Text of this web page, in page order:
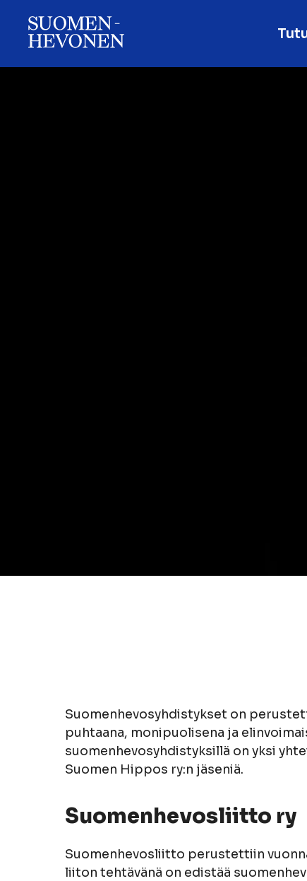
Suomenhevosyhdistykset on
puhtaana, monipuolisena ja
suomenhevosyhdistyksillä on yksi
Suomen Hippos ry:n jäseniä.
Suomenhevosliitto ry
Suomenhevosliitto perustettiin
liiton tehtävänä on edistää